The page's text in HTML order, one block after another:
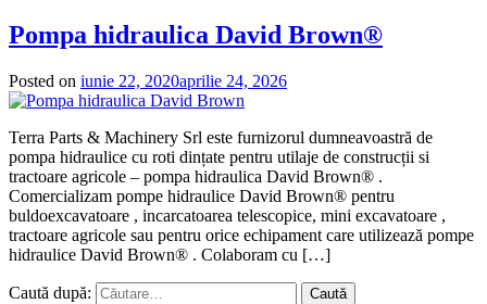
Pompa hidraulica David Brown®
Posted on iunie 22, 2020aprilie 24, 2026
Terra Parts & Machinery Srl este furnizorul dumneavoastră de
pompa hidraulice cu roti dințate pentru utilaje de construcții si
tractoare agricole – pompa hidraulica David Brown® .
Comercializam pompe hidraulice David Brown® pentru
buldoexcavatoare , incarcatoarea telescopice, mini excavatoare ,
tractoare agricole sau pentru orice echipament care utilizează pompe
hidraulice David Brown® . Colaboram cu […]
Caută după: